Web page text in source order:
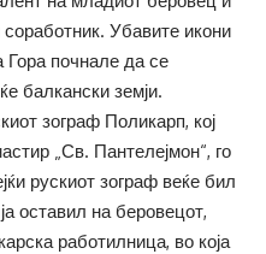
соработник. Убавите икони
Гора почнале да се
балкански земји.
зограф Поликарп, кој
„Св. Пантелејмон“, го
рускиот зограф веќе бил
оставил на беровецот,
работилница, во која